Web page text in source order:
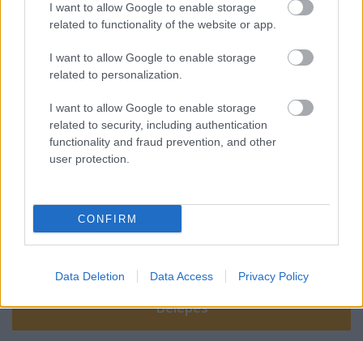
I want to allow Google to enable storage
related to functionality of the website or app.
I want to allow Google to enable storage
related to personalization.
I want to allow Google to enable storage
related to security, including authentication
functionality and fraud prevention, and other
user protection.
CONFIRM
Data Deletion Data Access Privacy Policy
A 3D nyomtatás új lehetőségeket teremt
az in vitro megtermékenyítésben
Szólj hozzá!